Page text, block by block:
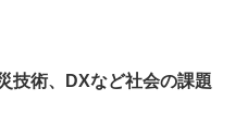
技術、DXなど社会の課題